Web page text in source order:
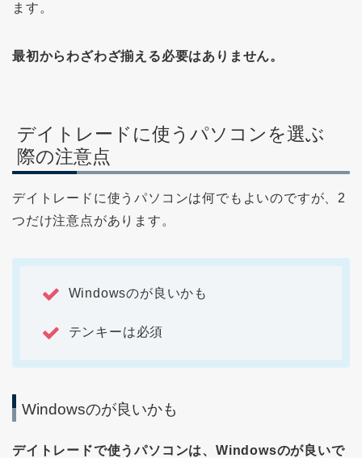
ます。
最初からわざわざ揃える必要はありません。
デイトレードに使うパソコンを選ぶ
際の注意点
デイトレードに使うパソコンは何でもよいのですが、2
つだけ注意点があります。
Windowsのが良いかも
テンキーは必須
Windowsのが良いかも
デイトレードで使うパソコンは、Windowsのが良いで